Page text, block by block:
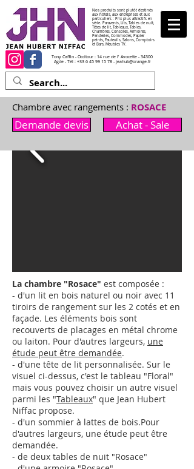
Nos produits sont plutôt destinés
aux hôtels, aux entreprises et aux
particuliers : Prix plus attractifs en
série. Paravents, Lits, Tables de nuit,
Têtes de lit, Tableaux, Tables,
Chambres, Consoles, Armoires,
Penderies, Commodes, Papier
peints, Fauteuils, Salons, Comptoirs
et Bars, Meubles TV.
Tony Caffin - Occitour : 14 rue de l' Avocette - 34300
Agde - Tél : +33 6 45 99 15 78- jeahub@orange.fr
Chambre avec rangements : ROSACE
Demande devis Achat - Sale
La chambre "Rosace" est composée :
- d'un lit en bois naturel ou noir avec 11
tiroirs de rangement sur les 2 cotés et en
façade. Les éléments bois sont
recouverts de placages en métal chrome
ou laiton. Pour d'autres largeurs, une
étude peut être demandée.
- d'une tête de lit personnalisée. Sur le
visuel ci-dessus, c'est le tableau "Floral"
mais vous pouvez choisir un autre visuel
parmi les "Tableaux" que Jean Hubert
Niffac propose.
- d'un sommier à lattes de bois.Pour
d'autres largeurs, une étude peut être
demandée.
- de deux tables de nuit "Rosace"